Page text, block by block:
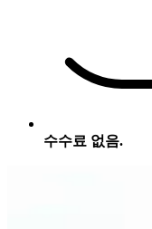
수수료 없음.